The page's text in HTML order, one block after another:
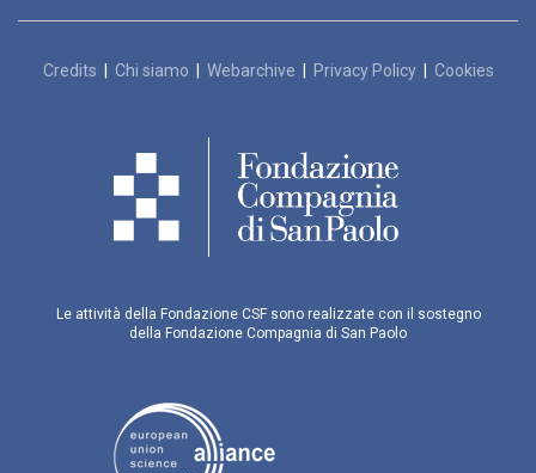
Credits Chi siamo Webarchive Privacy Policy| Cookies
Le attività della Fondazione CSF sono realizzate con il sostegno
della Fondazione Compagnia di San Paolo